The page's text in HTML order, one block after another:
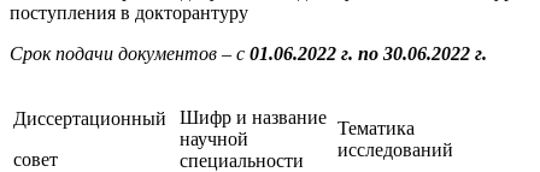
поступления в докторантуру
Срок подачи документов – с 01.06.2022 г. по 30.06.2022 г.
Диссертационный
совет
Шифр и название
научной
специальности
Тематика
исследований